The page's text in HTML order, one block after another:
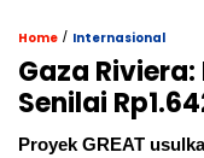
Home / Internasional
Gaza
Senilai
Proyek GREAT